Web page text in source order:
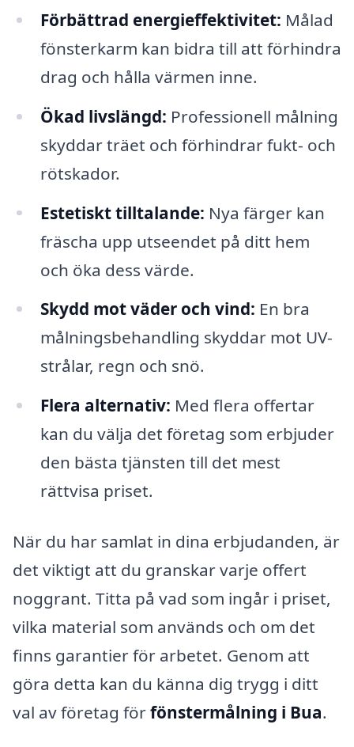
Förbättrad energieffektivitet: Målad
fönsterkarm kan bidra till att förhindra
drag och hålla värmen inne.
Ökad livslängd: Professionell målning
skyddar träet och förhindrar fukt- och
rötskador.
Estetiskt tilltalande: Nya färger kan
fräscha upp utseendet på ditt hem
och öka dess värde.
Skydd mot väder och vind: En bra
målningsbehandling skyddar mot UV-
strålar, regn och snö.
Flera alternativ: Med flera offertar
kan du välja det företag som erbjuder
den bästa tjänsten till det mest
rättvisa priset.
När du har samlat in dina erbjudanden, är
det viktigt att du granskar varje offert
noggrant. Titta på vad som ingår i priset,
vilka material som används och om det
finns garantier för arbetet. Genom att
göra detta kan du känna dig trygg i ditt
val av företag förfönstermålning i Bua.